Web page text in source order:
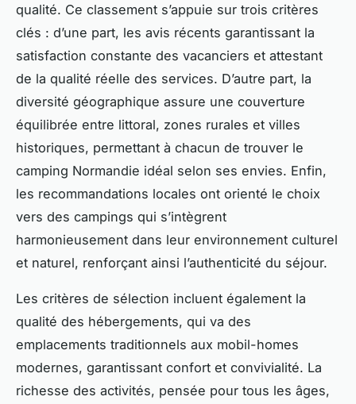
qualité. Ce classement s’appuie sur trois critères
clés : d’une part, les avis récents garantissant la
satisfaction constante des vacanciers et attestant
de la qualité réelle des services. D’autre part, la
diversité géographique assure une couverture
équilibrée entre littoral, zones rurales et villes
historiques, permettant à chacun de trouver le
camping Normandie idéal selon ses envies. Enfin,
les recommandations locales ont orienté le choix
vers des campings qui s’intègrent
harmonieusement dans leur environnement culturel
et naturel, renforçant ainsi l’authenticité du séjour.
Les critères de sélection incluent également la
qualité des hébergements, qui va des
emplacements traditionnels aux mobil-homes
modernes, garantissant confort et convivialité. La
richesse des activités, pensée pour tous les âges,